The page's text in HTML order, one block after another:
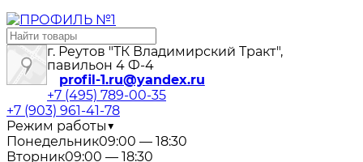
г. Реутов "ТК Владимирский Тракт",
павильон 4 Ф-4
profil-1.ru@yandex.ru
+7 (495) 789-00-35
+7 (903) 961-41-78
Режим работы▼
Понедельник09:00 — 18:30
Вторник09:00 — 18:30